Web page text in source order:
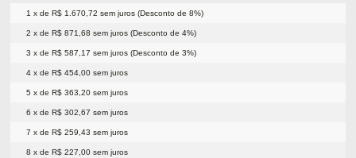
1 x de R$ 1.670,72 sem juros (Desconto de 8%)
2 x de R$ 871,68 sem juros (Desconto de 4%)
3 x de R$ 587,17 sem juros (Desconto de 3%)
4 x de R$ 454,00 sem juros
5 x de R$ 363,20 sem juros
6 x de R$ 302,67 sem juros
7 x de R$ 259,43 sem juros
8 x de R$ 227,00 sem juros